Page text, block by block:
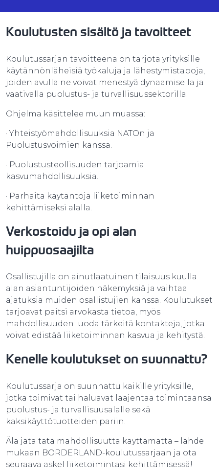
Koulutusten sisältö ja tavoitteet
Koulutussarjan tavoitteena on tarjota yrityksille
käytännönläheisiä työkaluja ja lähestymistapoja,
joiden avulla ne voivat menestyä dynaamisella ja
vaativalla puolustus- ja turvallisuussektorilla.
Ohjelma käsittelee muun muassa:
· Yhteistyömahdollisuuksia NATOn ja
Puolustusvoimien kanssa.
· Puolustusteollisuuden tarjoamia
kasvumahdollisuuksia.
· Parhaita käytäntöjä liiketoiminnan
kehittämiseksi alalla.
Verkostoidu ja opi alan
huippuosaajilta
Osallistujilla on ainutlaatuinen tilaisuus kuulla
alan asiantuntijoiden näkemyksiä ja vaihtaa
ajatuksia muiden osallistujien kanssa. Koulutukset
tarjoavat paitsi arvokasta tietoa, myös
mahdollisuuden luoda tärkeitä kontakteja, jotka
voivat edistää liiketoiminnan kasvua ja kehitystä.
Kenelle koulutukset on suunnattu?
Koulutussarja on suunnattu kaikille yrityksille,
jotka toimivat tai haluavat laajentaa toimintaansa
puolustus- ja turvallisuusalalle sekä
kaksikäyttötuotteiden pariin.
Älä jätä tätä mahdollisuutta käyttämättä – lähde
mukaan BORDERLAND-koulutussarjaan ja ota
seuraava askel liiketoimintasi kehittämisessä!